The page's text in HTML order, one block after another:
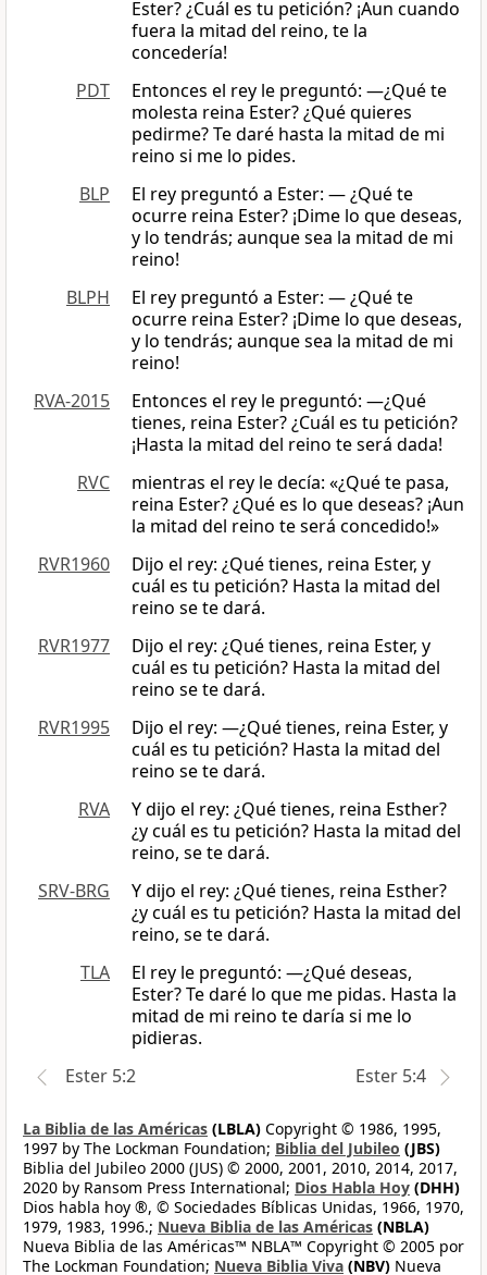
Ester? ¿Cuál es tu petición? ¡Aun cuando
fuera la mitad del reino, te la
concedería!
PDT
Entonces el rey le preguntó: —¿Qué te
molesta reina Ester? ¿Qué quieres
pedirme? Te daré hasta la mitad de mi
reino si me lo pides.
BLP
El rey preguntó a Ester: — ¿Qué te
ocurre reina Ester? ¡Dime lo que deseas,
y lo tendrás; aunque sea la mitad de mi
reino!
BLPH
El rey preguntó a Ester: — ¿Qué te
ocurre reina Ester? ¡Dime lo que deseas,
y lo tendrás; aunque sea la mitad de mi
reino!
RVA-2015
Entonces el rey le preguntó: —¿Qué
tienes, reina Ester? ¿Cuál es tu petición?
¡Hasta la mitad del reino te será dada!
RVC
mientras el rey le decía: «¿Qué te pasa,
reina Ester? ¿Qué es lo que deseas? ¡Aun
la mitad del reino te será concedido!»
RVR1960
Dijo el rey: ¿Qué tienes, reina Ester, y
cuál es tu petición? Hasta la mitad del
reino se te dará.
RVR1977
Dijo el rey: ¿Qué tienes, reina Ester, y
cuál es tu petición? Hasta la mitad del
reino se te dará.
RVR1995
Dijo el rey: —¿Qué tienes, reina Ester, y
cuál es tu petición? Hasta la mitad del
reino se te dará.
RVA
Y dijo el rey: ¿Qué tienes, reina Esther?
¿y cuál es tu petición? Hasta la mitad del
reino, se te dará.
SRV-BRG
Y dijo el rey: ¿Qué tienes, reina Esther?
¿y cuál es tu petición? Hasta la mitad del
reino, se te dará.
TLA
El rey le preguntó: —¿Qué deseas,
Ester? Te daré lo que me pidas. Hasta la
mitad de mi reino te daría si me lo
pidieras.
Ester 5:2
Ester 5:4
La Biblia de las Américas (LBLA) Copyright © 1986, 1995,
1997 by The Lockman Foundation; Biblia del Jubileo (JBS)
Biblia del Jubileo 2000 (JUS) © 2000, 2001, 2010, 2014, 2017,
2020 by Ransom Press International; Dios Habla Hoy (DHH)
Dios habla hoy ®, © Sociedades Bíblicas Unidas, 1966, 1970,
1979, 1983, 1996.; Nueva Biblia de las Américas (NBLA)
Nueva Biblia de las Américas™ NBLA™ Copyright © 2005 por
The Lockman Foundation; Nueva Biblia Viva (NBV) Nueva